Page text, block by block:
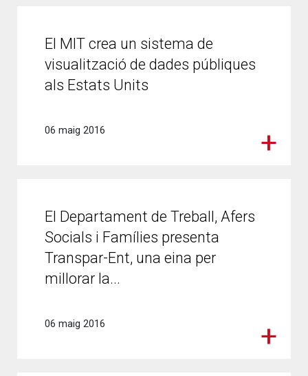
El MIT crea un sistema de
visualització de dades públiques
als Estats Units
06 maig 2016
El Departament de Treball, Afers
Socials i Famílies presenta
Transpar-Ent, una eina per
millorar la...
06 maig 2016